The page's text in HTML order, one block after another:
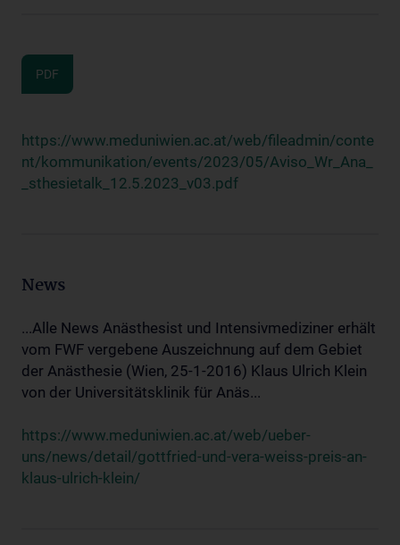
PDF
https://www.meduniwien.ac.at/web/fileadmin/conte
nt/kommunikation/events/2023/05/Aviso_Wr_Ana_
_sthesietalk_12.5.2023_v03.pdf
News
...Alle News Anästhesist und Intensivmediziner erhält
vom FWF vergebene Auszeichnung auf dem Gebiet
der Anästhesie (Wien, 25-1-2016) Klaus Ulrich Klein
von der Universitätsklinik für Anäs...
https://www.meduniwien.ac.at/web/ueber-
uns/news/detail/gottfried-und-vera-weiss-preis-an-
klaus-ulrich-klein/